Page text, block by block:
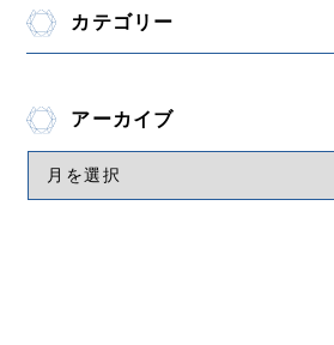
カテゴリー
アーカイブ